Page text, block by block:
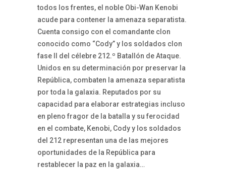
todos los frentes, el noble Obi-Wan Kenobi
acude para contener la amenaza separatista.
Cuenta consigo con el comandante clon
conocido como “Cody” y los soldados clon
fase II del célebre 212.º Batallón de Ataque.
Unidos en su determinación por preservar la
República, combaten la amenaza separatista
por toda la galaxia. Reputados por su
capacidad para elaborar estrategias incluso
en pleno fragor de la batalla y su ferocidad
en el combate, Kenobi, Cody y los soldados
del 212 representan una de las mejores
oportunidades de la República para
restablecer la paz en la galaxia…